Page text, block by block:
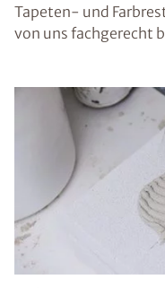
Tapeten- und
von uns fachgerecht